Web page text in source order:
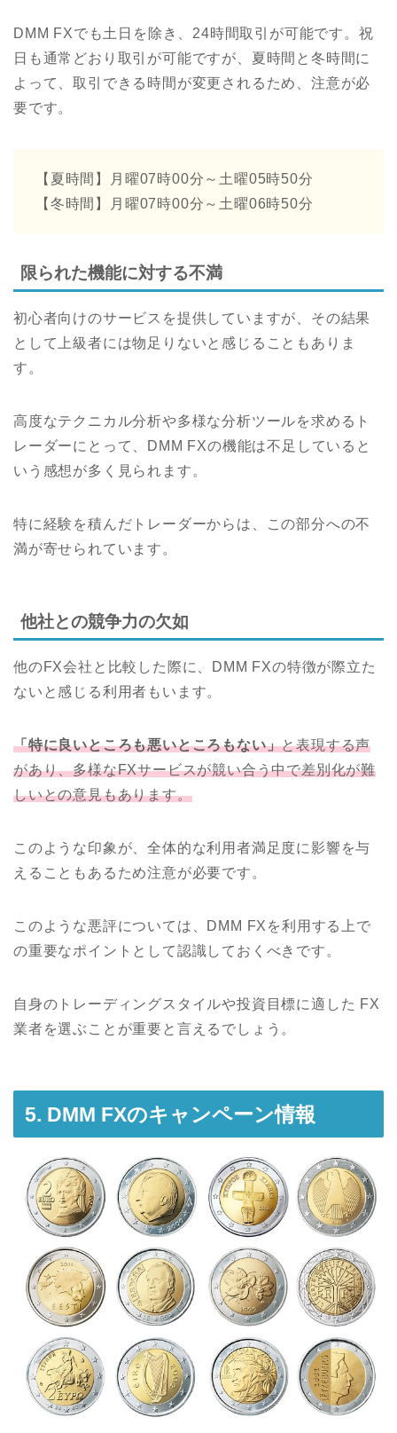
DMM FXでも土日を除き、24時間取引が可能です。祝
日も通常どおり取引が可能ですが、夏時間と冬時間に
よって、取引できる時間が変更されるため、注意が必
要です。
【夏時間】月曜07時00分～土曜05時50分
【冬時間】月曜07時00分～土曜06時50分
限られた機能に対する不満
初心者向けのサービスを提供していますが、その結果
として上級者には物足りないと感じることもありま
す。
高度なテクニカル分析や多様な分析ツールを求めるト
レーダーにとって、DMM FXの機能は不足していると
いう感想が多く見られます。
特に経験を積んだトレーダーからは、この部分への不
満が寄せられています。
他社との競争力の欠如
他のFX会社と比較した際に、DMM FXの特徴が際立た
ないと感じる利用者もいます。
「特に良いところも悪いところもない」と表現する声
があり、多様なFXサービスが競い合う中で差別化が難
しいとの意見もあります。
このような印象が、全体的な利用者満足度に影響を与
えることもあるため注意が必要です。
このような悪評については、DMM FXを利用する上で
の重要なポイントとして認識しておくべきです。
自身のトレーディングスタイルや投資目標に適した FX
業者を選ぶことが重要と言えるでしょう。
5. DMM FXのキャンペーン情報